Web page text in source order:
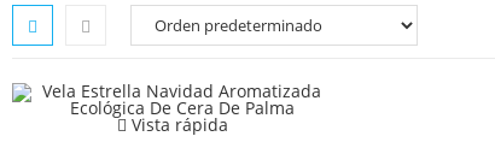
Vista rápida